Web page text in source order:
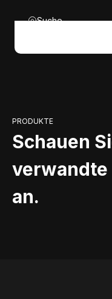
Suche
PRODUKTE
Schauen
verwandte
an.